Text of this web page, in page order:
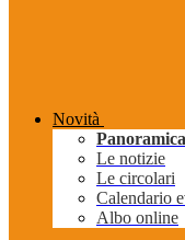
Novità
Panoramica
Le notizie
Le circolari
Calendario
Albo online